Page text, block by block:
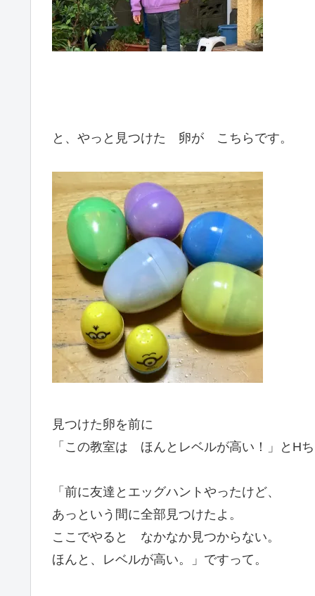
と、やっと見つけた 卵が こちらです。
見つけた卵を前に
「この教室は ほんとレベルが高い！」とH
「前に友達とエッグハントやったけど、
あっという間に全部見つけたよ。
ここでやると なかなか見つからない。
ほんと、レベルが高い。」ですって。